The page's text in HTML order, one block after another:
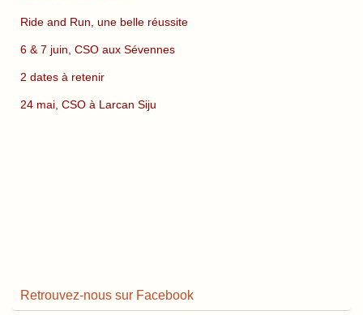
Ride and Run, une belle réussite
6 & 7 juin, CSO aux Sévennes
2 dates à retenir
24 mai, CSO à Larcan Siju
Retrouvez-nous sur Facebook